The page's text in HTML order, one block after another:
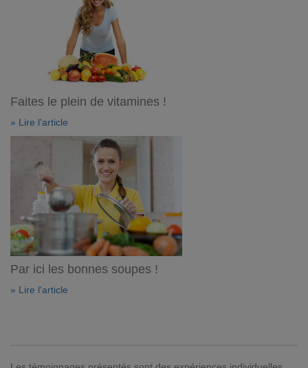
Faites le plein de vitamines !
» Lire l'article
Par ici les bonnes soupes !
» Lire l'article